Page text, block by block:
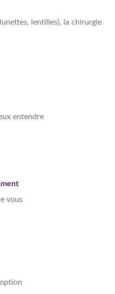
lentilles), la chirurgie
entendre
vous